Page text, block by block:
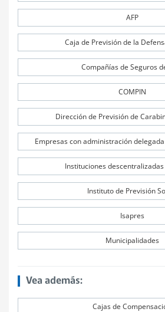
AFP
Caja de Previsión de la
Compañías de Seguros
COMPIN
Dirección de Previsión de
Empresas con administración
Instituciones
Instituto de Previsión
Isapres
Municipalidades
Vea además:
Cajas de